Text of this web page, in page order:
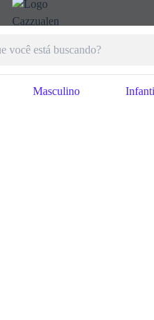
Masculino